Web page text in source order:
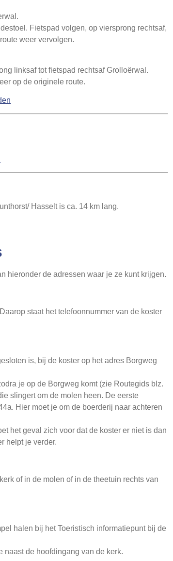
Fietspad volgen, op viersprong rechtsaf,
weer vervolgen.
linksaf tot fietspad rechtsaf Grolloërwal.
op de originele route.
Hasselt is ca. 14 km lang.
hieronder de adressen waar je ze kunt krijgen.
staat het telefoonnummer van de koster
is, bij de koster op het adres Borgweg
je op de Borgweg komt (zie Routegids blz.
slingert om de molen heen. De eerste
Hier moet je om de boerderij naar achteren
het geval zich voor dat de koster er niet is dan
helpt je verder.
of in de molen of in de theetuin rechts van
halen bij het Toeristisch informatiepunt bij de
naast de hoofdingang van de kerk.